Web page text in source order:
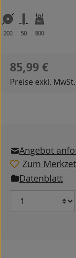
200 50 800
Regulärer Preis:
85,99 €
Preise exkl.
Angebot
Zum
Datenblatt